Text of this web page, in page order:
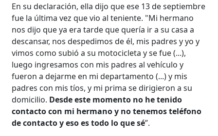
En su declaración, ella dijo que ese 13 de septiembre
fue la última vez que vio al teniente. "Mi hermano
nos dijo que ya era tarde que quería ir a su casa a
descansar, nos despedimos de él, mis padres y yo y
vimos como subió a su motocicleta y se fue (...),
luego ingresamos con mis padres al vehículo y
fueron a dejarme en mi departamento (...) y mis
padres con mis tíos, y mi prima se dirigieron a su
domicilio. Desde este momento no he tenido
contacto con mi hermano y no tenemos teléfono
de contacto y eso es todo lo que sé”.